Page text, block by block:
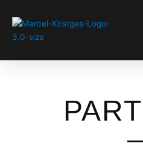
Inhalt
springen